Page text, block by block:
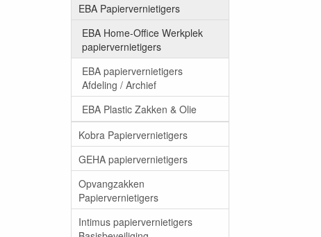
EBA Papiervernietigers
EBA Home-Office Werkplek
papiervernietigers
EBA papiervernietigers
Afdeling / Archief
EBA Plastic Zakken & Olie
Kobra Papiervernietigers
GEHA papiervernietigers
Opvangzakken
Papiervernietigers
Intimus papiervernietigers